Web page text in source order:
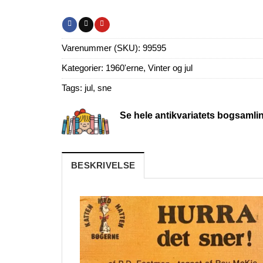
Varenummer (SKU): 99595
Kategorier: 1960'erne, Vinter og jul
Tags: jul , sne
Se hele antikvariatets
BESKRIVELSE